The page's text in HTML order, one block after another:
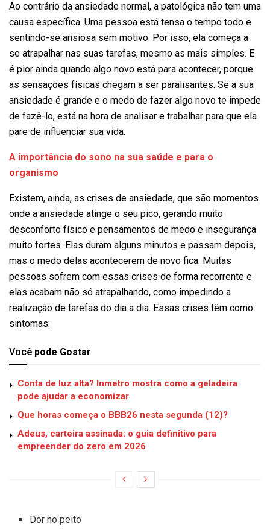
Ao contrário da ansiedade normal, a patológica não tem uma
causa específica. Uma pessoa está tensa o tempo todo e
sentindo-se ansiosa sem motivo. Por isso, ela começa a
se atrapalhar nas suas tarefas, mesmo as mais simples. E
é pior ainda quando algo novo está para acontecer, porque
as sensações físicas chegam a ser paralisantes. Se a sua
ansiedade é grande e o medo de fazer algo novo te impede
de fazê-lo, está na hora de analisar e trabalhar para que ela
pare de influenciar sua vida.
A importância do sono na sua saúde e para o
organismo
Existem, ainda, as crises de ansiedade, que são momentos
onde a ansiedade atinge o seu pico, gerando muito
desconforto físico e pensamentos de medo e insegurança
muito fortes. Elas duram alguns minutos e passam depois,
mas o medo delas acontecerem de novo fica. Muitas
pessoas sofrem com essas crises de forma recorrente e
elas acabam não só atrapalhando, como impedindo a
realização de tarefas do dia a dia. Essas crises têm como
sintomas:
Você pode Gostar
Conta de luz alta? Inmetro mostra como a geladeira
pode ajudar a economizar
Que horas começa o BBB26 nesta segunda (12)?
Adeus, carteira assinada: o guia definitivo para
empreender do zero em 2026
Dor no peito